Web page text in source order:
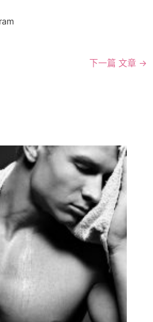
下一篇 文章 →